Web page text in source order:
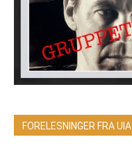
FORELESNINGER FRA UIA